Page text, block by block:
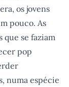
os jovens
pouco. As
que se faziam
pop
numa espécie